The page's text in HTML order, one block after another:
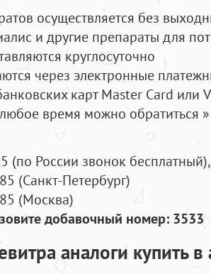
осуществляется без
и другие препараты для
круглосуточно
через электронные
карт Master Card или
время можно обратиться
(по России звонок бесплатный),
(Санкт-Петербург)
(Москва)
добавочный номер: 3533
аналоги купить в